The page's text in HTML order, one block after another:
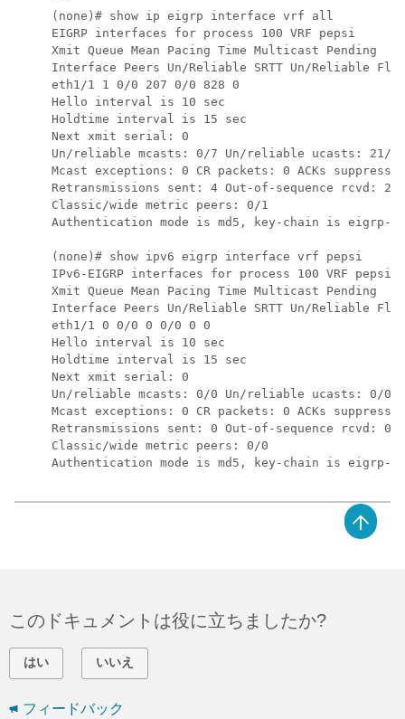
(none)# show ip eigrp interface vrf all
EIGRP interfaces for process 100 VRF pepsi
Xmit Queue Mean Pacing Time Multicast Pending
Interface Peers Un/Reliable SRTT Un/Reliable
eth1/1 1 0/0 207 0/0 828 0
Hello interval is 10 sec
Holdtime interval is 15 sec
Next xmit serial: 0
Un/reliable mcasts: 0/7 Un/reliable ucasts: 21/
Mcast exceptions: 0 CR packets: 0 ACKs
Retransmissions sent: 4 Out-of-sequence rcvd: 2
Classic/wide metric peers: 0/1
Authentication mode is md5, key-chain is eigrp-
(none)# show ipv6 eigrp interface vrf pepsi
IPv6-EIGRP interfaces for process 100 VRF pepsi
Xmit Queue Mean Pacing Time Multicast Pending
Interface Peers Un/Reliable SRTT Un/Reliable
eth1/1 0 0/0 0 0/0 0 0
Hello interval is 10 sec
Holdtime interval is 15 sec
Next xmit serial: 0
Un/reliable mcasts: 0/0 Un/reliable ucasts: 0/0
Mcast exceptions: 0 CR packets: 0 ACKs
Retransmissions sent: 0 Out-of-sequence rcvd: 0
Classic/wide metric peers: 0/0
Authentication mode is md5, key-chain is eigrp-
このドキュメントは役に立ちましたか?
はい いいえ
フィードバック